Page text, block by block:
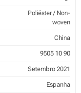
Poliéster / Non-
woven
China
9505 10 90
Setembro 2021
Espanha